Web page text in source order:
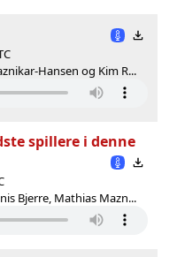
Hansen og Kim R...
spillere i denne
Bjerre, Mathias Mazn...